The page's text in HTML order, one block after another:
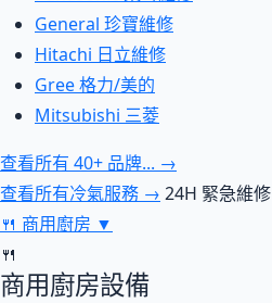
General 珍寶維修
Hitachi 日立維修
Gree 格力/美的
Mitsubishi 三菱
查看所有 40+ 品牌... →
查看所有冷氣服務 → 24H 緊急維修
🍴 商用廚房 ▼
🍴
商用廚房設備